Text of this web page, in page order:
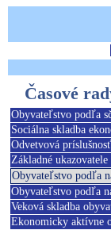
Časové
Obyvateľstvo podľa
Sociálna skladba
Odvetvová
Základné
Obyvateľstvo podľa
Obyvateľstvo podľa
Veková skladba
Ekonomicky aktívne